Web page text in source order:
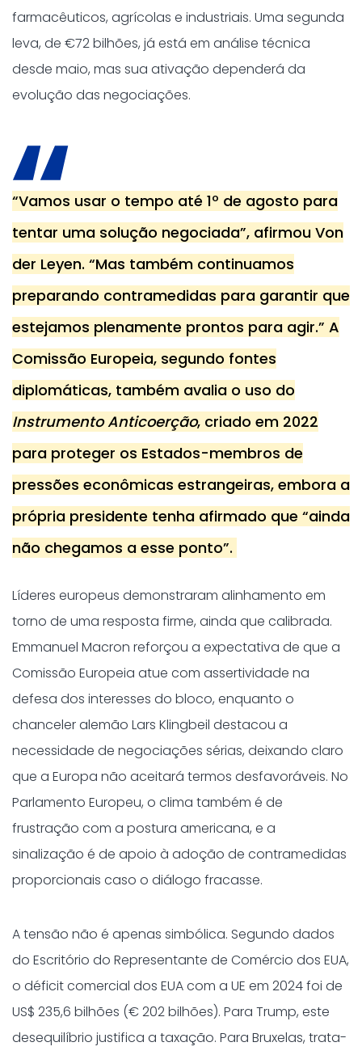
farmacêuticos, agrícolas e industriais. Uma segunda
leva, de €72 bilhões, já está em análise técnica
desde maio, mas sua ativação dependerá da
evolução das negociações.
“Vamos usar o tempo até 1º de agosto para
tentar uma solução negociada”, afirmou Von
der Leyen. “Mas também continuamos
preparando contramedidas para garantir que
estejamos plenamente prontos para agir.” A
Comissão Europeia, segundo fontes
diplomáticas, também avalia o uso do
Instrumento Anticoerção, criado em 2022
para proteger os Estados-membros de
pressões econômicas estrangeiras, embora a
própria presidente tenha afirmado que “ainda
não chegamos a esse ponto”.
Líderes europeus demonstraram alinhamento em
torno de uma resposta firme, ainda que calibrada.
Emmanuel Macron reforçou a expectativa de que a
Comissão Europeia atue com assertividade na
defesa dos interesses do bloco, enquanto o
chanceler alemão Lars Klingbeil destacou a
necessidade de negociações sérias, deixando claro
que a Europa não aceitará termos desfavoráveis. No
Parlamento Europeu, o clima também é de
frustração com a postura americana, e a
sinalização é de apoio à adoção de contramedidas
proporcionais caso o diálogo fracasse.
A tensão não é apenas simbólica. Segundo dados
do Escritório do Representante de Comércio dos EUA,
o déficit comercial dos EUA com a UE em 2024 foi de
US$ 235,6 bilhões (€ 202 bilhões). Para Trump, este
desequilíbrio justifica a taxação. Para Bruxelas, trata-